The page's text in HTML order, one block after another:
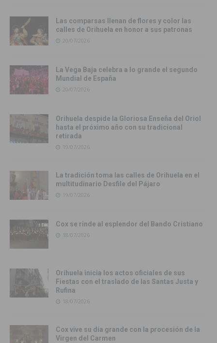
Las comparsas llenan de flores y color las
calles de Orihuela en honor a sus patronas
20/07/2026
La Vega Baja celebra a lo grande el segundo
Mundial de España
20/07/2026
Orihuela despide la Gloriosa Enseña del Oriol
hasta el próximo año con su tradicional
retirada
19/07/2026
La tradición toma las calles de Orihuela en el
multitudinario Desfile del Pájaro
19/07/2026
Cox se rinde al esplendor del Bando Cristiano
18/07/2026
Orihuela inicia los actos oficiales de sus
Fiestas con el traslado de las Santas Justa y
Rufina
18/07/2026
Cox vive su día grande con la procesión de la
Virgen del Carmen